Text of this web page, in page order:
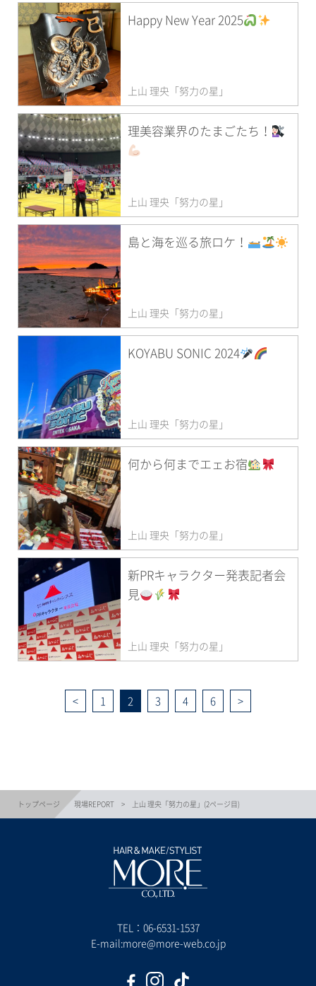
Happy New Year 2025
上山 理央「努力の星」
理美容業界のたまごたち！
上山 理央「努力の星」
島と海を巡る旅ロケ！
上山 理央「努力の星」
KOYABU SONIC 2024
上山 理央「努力の星」
何から何までエェお宿
上山 理央「努力の星」
新PRキャラクター発表記者会
見
上山 理央「努力の星」
1 2 3 4 6
トップページ 現場REPORT 上山 理央「努力の星」(2ページ目)
TEL： 06-6531-1537
E-mail:more@more-web.co.jp